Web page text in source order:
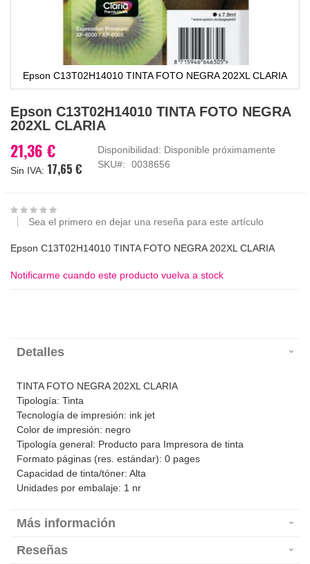
Epson C13T02H14010 TINTA FOTO NEGRA 202XL CLARIA
al
comienzo
la
galería
Epson C13T02H14010 TINTA FOTO NEGRA
202XL CLARIA
21,36 €
17,65 €
Disponibilidad: Disponible próximamente
SKU
0038656
Sea el primero en dejar una reseña para este artículo
Epson C13T02H14010 TINTA FOTO NEGRA 202XL CLARIA
Notificarme cuando este producto vuelva a stock
Detalles
TINTA FOTO NEGRA 202XL CLARIA
Tipología: Tinta
Tecnología de impresión: ink jet
Color de impresión: negro
Tipología general: Producto para Impresora de tinta
Formato páginas (res. estándar): 0 pages
Capacidad de tinta/tóner: Alta
Unidades por embalaje: 1 nr
Más información
Reseñas